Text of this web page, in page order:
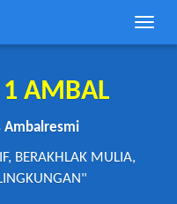
Toggle
1 AMBAL
Ambalresmi
BERAKHLAK MULIA,